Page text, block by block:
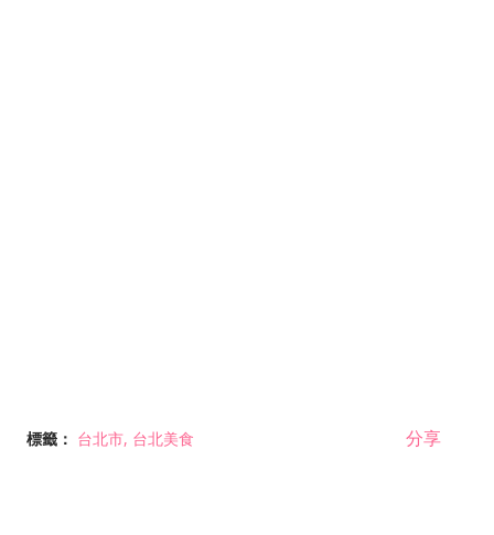
標籤： 台北市 台北美食 分享